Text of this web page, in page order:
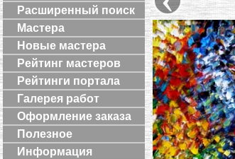
Расширенный поиск
Мастера
Новые мастера
Рейтинг мастеров
Рейтинги портала
Галерея работ
Оформление заказа
Полезное
Информация